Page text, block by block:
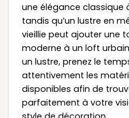
une élégance classique
tandis qu’un lustre en
vieillie peut ajouter une
moderne à un loft
un lustre, prenez le
attentivement les
disponibles afin de
parfaitement à votre